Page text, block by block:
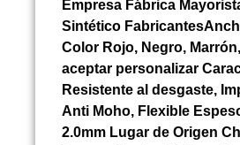
Empresa Fábrica
Sintético
Color Rojo, Negro,
aceptar personalizar
Resistente al desgaste,
Anti Moho, Flexible
2.0mm Lugar de Origen